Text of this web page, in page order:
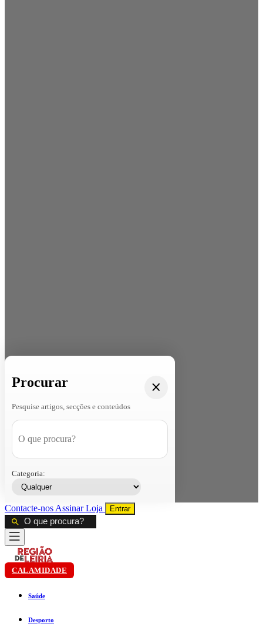
Procurar
Pesquise artigos, secções e conteúdos
Categoria:
Contacte-nos AssinarLoja Entrar
CALAMIDADE
Saúde
Desporto